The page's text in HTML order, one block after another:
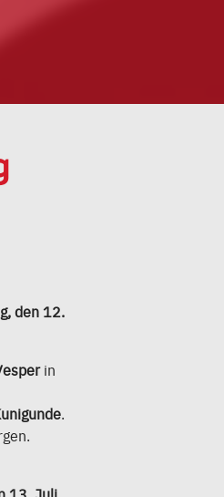
den 12.
in
.